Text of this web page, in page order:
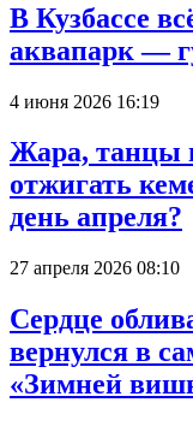
В Кузбассе
аквапарк —
4 июня 2026 16:19
Жара, танцы
отжигать
день апреля?
27 апреля 2026 08:10
Сердце
вернулся в
«Зимней